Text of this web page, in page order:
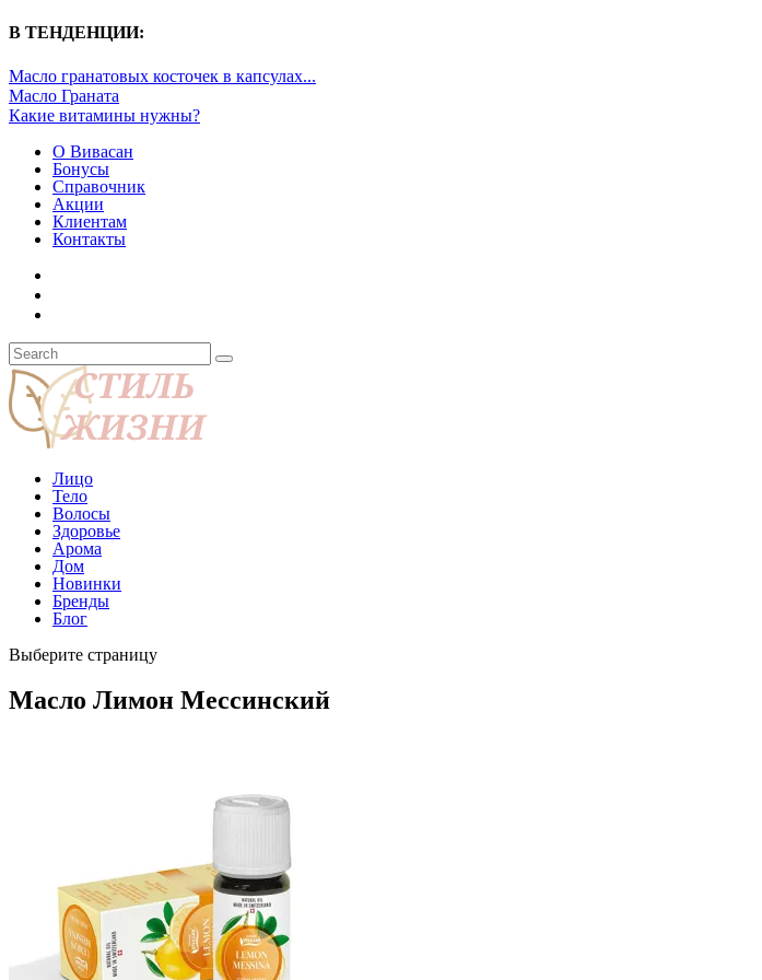
В ТЕНДЕНЦИИ:
Масло гранатовых косточек в капсулах...
Масло Граната
Какие витамины нужны?
О Вивасан
Бонусы
Справочник
Акции
Клиентам
Контакты
Лицо
Тело
Волосы
Здоровье
Арома
Дом
Новинки
Бренды
Блог
Выберите страницу
Масло Лимон Мессинский